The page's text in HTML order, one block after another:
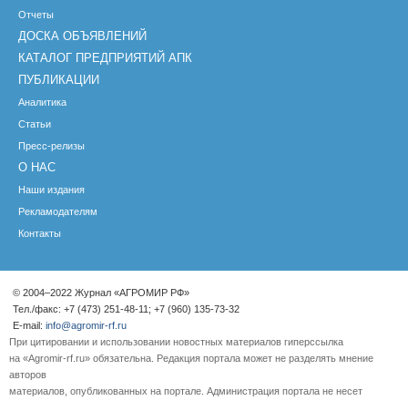
Отчеты
ДОСКА ОБЪЯВЛЕНИЙ
КАТАЛОГ ПРЕДПРИЯТИЙ АПК
ПУБЛИКАЦИИ
Аналитика
Статьи
Пресс-релизы
О НАС
Наши издания
Рекламодателям
Контакты
© 2004–2022 Журнал «АГРОМИР РФ»
Тел./факс: +7 (473) 251-48-11; +7 (960) 135-73-32
E-mail: info@agromir-rf.ru
При цитировании и использовании новостных материалов гиперссылка
на «Agromir-rf.ru» обязательна. Редакция портала может не разделять мнение
авторов
материалов, опубликованных на портале. Администрация портала не несет